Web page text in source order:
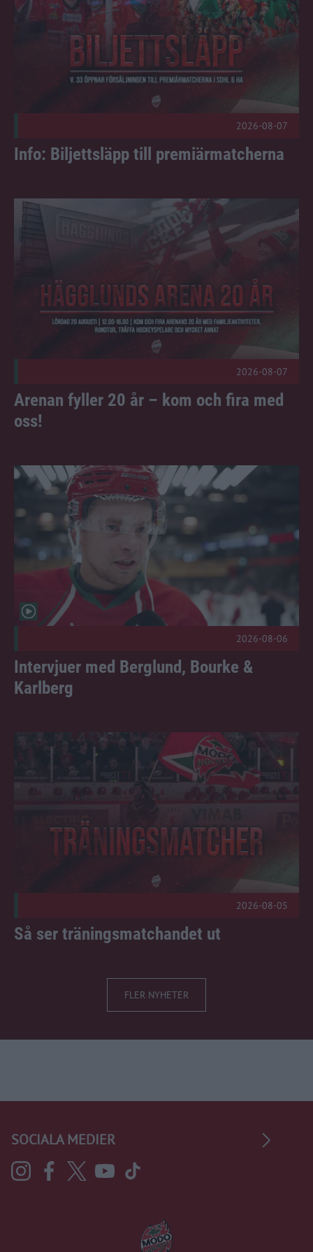
2026-08-07
Info: Biljettsläpp till premiärmatcherna
Arenan fyller 20 år – kom och fira med oss! Publicerad
2026-08-07
Arenan fyller 20 år – kom och fira med
oss!
Intervjuer med Berglund, Bourke & Karlberg Publicerad
2026-08-06
Intervjuer med Berglund, Bourke &
Karlberg
Så ser träningsmatchandet ut Publicerad 2026-08-05
2026-08-05
Så ser träningsmatchandet ut
FLER NYHETER
SOCIALA MEDIER